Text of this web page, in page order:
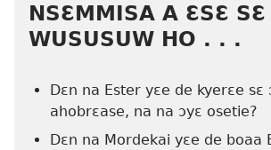
NSƐMMISA A ƐSƐ SƐ
WUSUSUW HO . . .
Dɛn na Ester yɛe de kyerɛe sɛ
ahobrɛase, na na ɔyɛ osetie?
Dɛn na Mordekai yɛe de boaa